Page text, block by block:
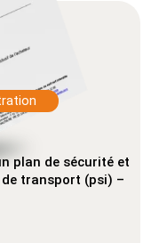
plan de sécurité et
transport (psi) –